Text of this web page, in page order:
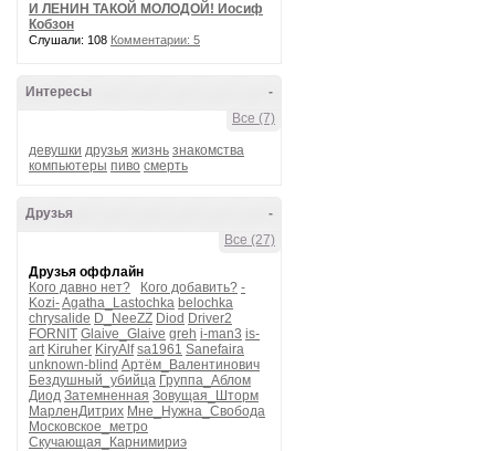
И ЛЕНИН ТАКОЙ МОЛОДОЙ! Иосиф
Кобзон
Слушали: 108 Комментарии: 5
-
Интересы
Все (7)
девушки друзья жизнь знакомства
компьютеры пиво смерть
-
Друзья
Все (27)
Друзья оффлайн
Кого давно нет?
Кого добавить? -
Kozi-Agatha_Lastochka belochka
chrysalide D_NeeZZ Diod Driver2
FORNIT Glaive_Glaive greh i-man3 is-
art Kiruher KiryAlf sa1961 Sanefaira
unknown-blind Артём_Валентинович
Бездушный_убийца Группа_Аблом
Диод Затемненная Зовущая_Шторм
МарленДитрих Мне_Нужна_Свобода
Московское_метро
Скучающая_Карнимириэ